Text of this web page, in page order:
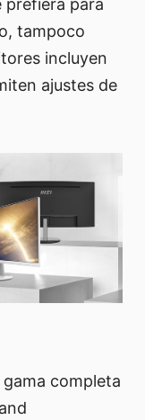
prefiera para
tampoco
incluyen
ajustes de
completa